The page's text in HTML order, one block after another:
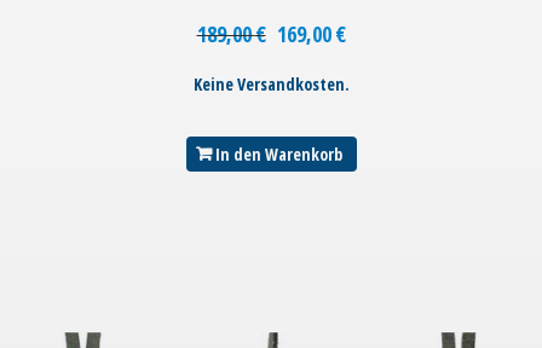
189,00€ 169,00€
Keine Versandkosten.
In den Warenkorb